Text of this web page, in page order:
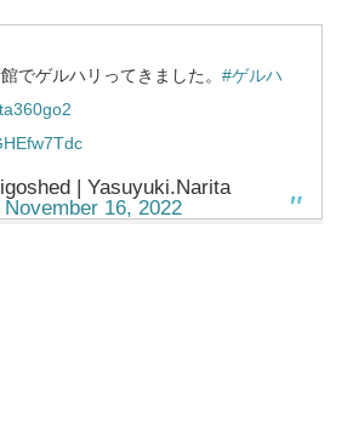
でゲルハリってきました。 #ゲルハ
| Yasuyuki.Narita
November 16, 2022